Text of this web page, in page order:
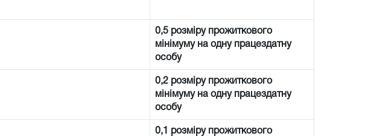
0,5 розміру прожиткового
мінімуму на одну працездатну
особу
0,2 розміру прожиткового
мінімуму на одну працездатну
особу
0,1 розміру прожиткового